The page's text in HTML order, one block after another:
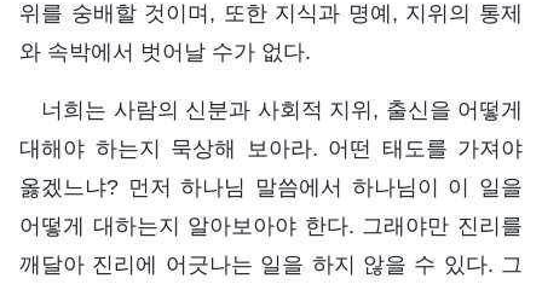
위를 숭배할 것이며, 또한 지식과 명예, 지위의 통제
와 속박에서 벗어날 수가 없다.
너희는 사람의 신분과 사회적 지위, 출신을 어떻게
대해야 하는지 묵상해 보아라. 어떤 태도를 가져야
옳겠느냐? 먼저 하나님 말씀에서 하나님이 이 일을
어떻게 대하는지 알아보아야 한다. 그래야만 진리를
깨달아 진리에 어긋나는 일을 하지 않을 수 있다. 그